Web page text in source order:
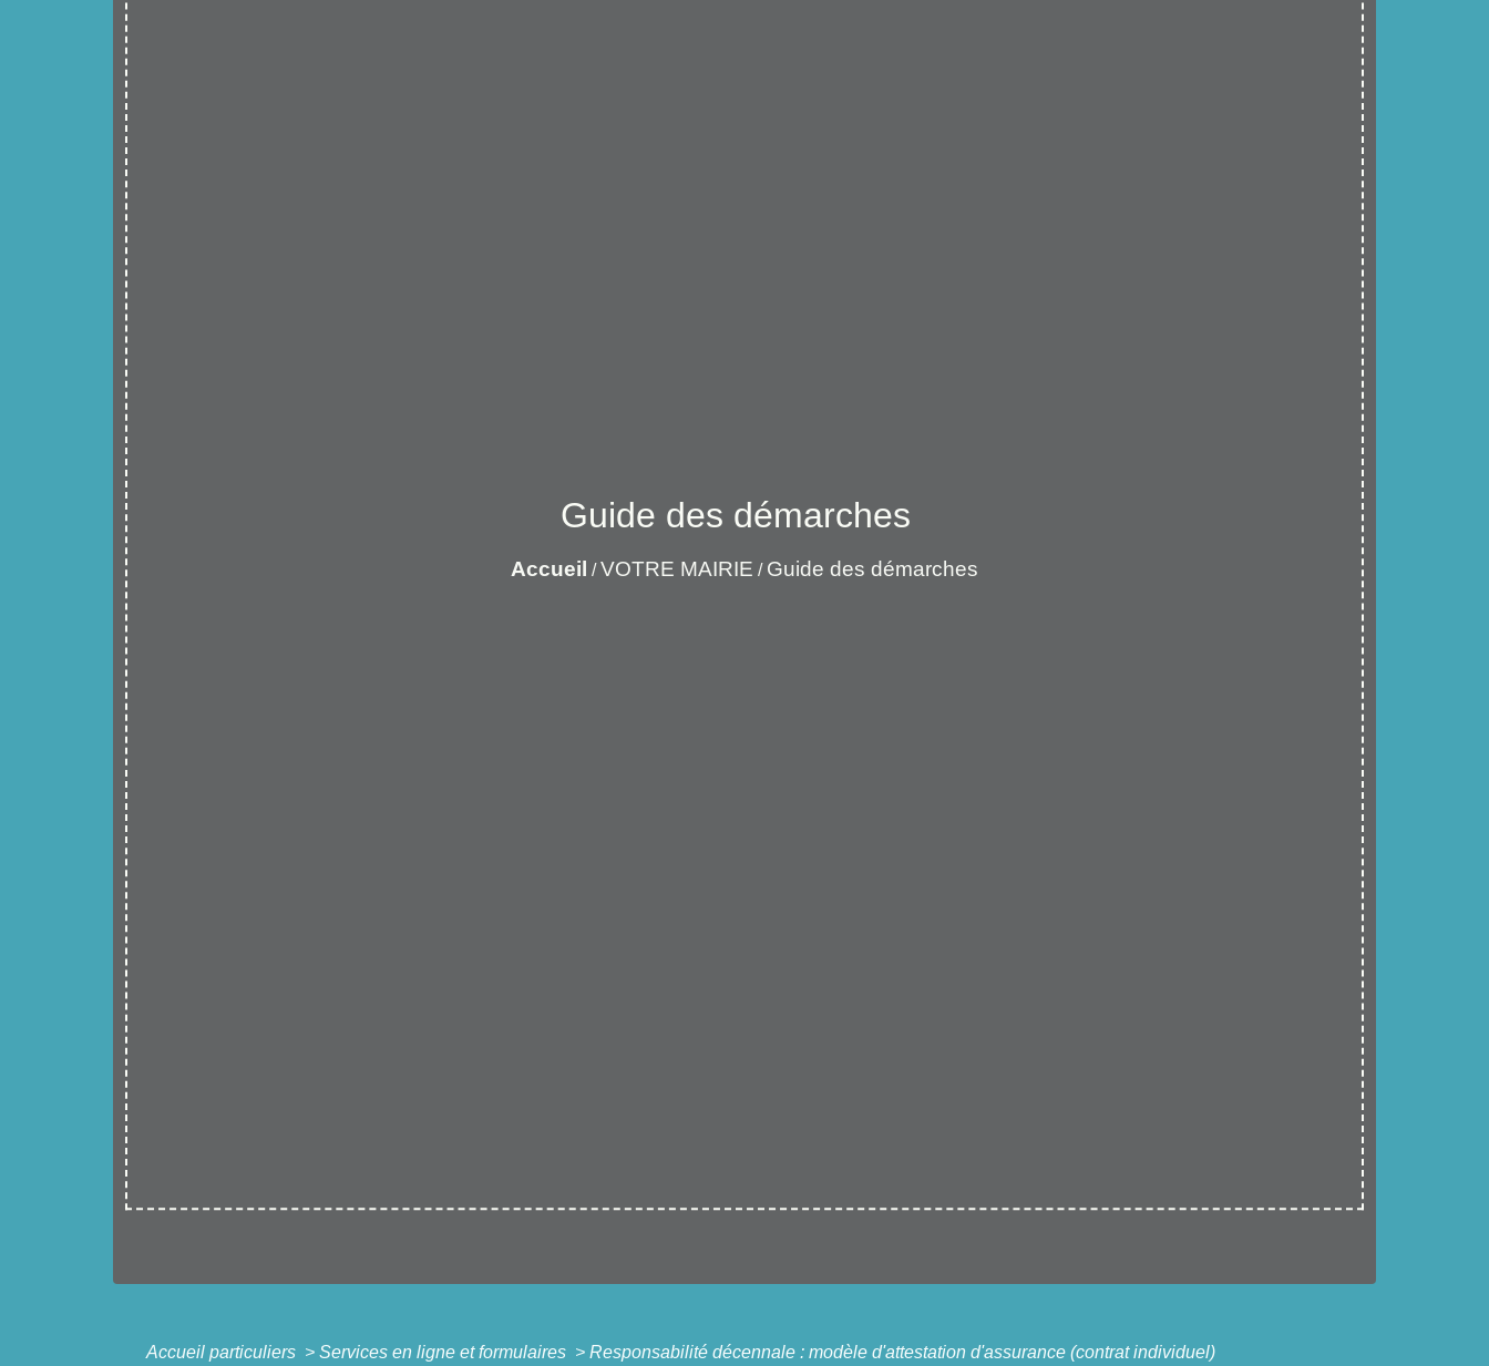
Guide des démarches
Accueil /VOTRE MAIRIE / Guide des démarches
Accueil particuliers > Services en ligne et formulaires > Responsabilité décennale : modèle d'attestation d'assurance (contrat individuel)